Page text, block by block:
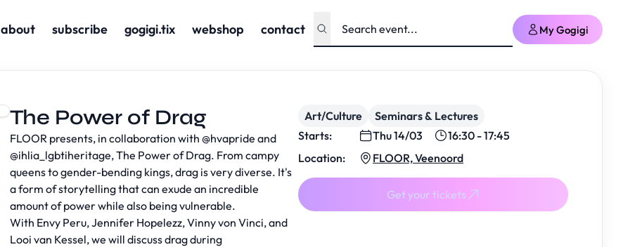
about subscribe gogigi.tix webshop contact My Gogigi
The Power of Drag
FLOOR presents, in collaboration with @hvapride and
@ihlia_lgbtiheritage, The Power of Drag. From campy
queens to gender-bending kings, drag is very diverse. It's
a form of storytelling that can exude an incredible
amount of power while also being vulnerable.
With Envy Peru, Jennifer Hopelezz, Vinny von Vinci, and
Looi van Kessel, we will discuss drag during
Art/Culture
Seminars & Lectures
Starts:
Thu 14/03
16:30 - 17:45
Location:
FLOOR, Veenoord
Get your tickets